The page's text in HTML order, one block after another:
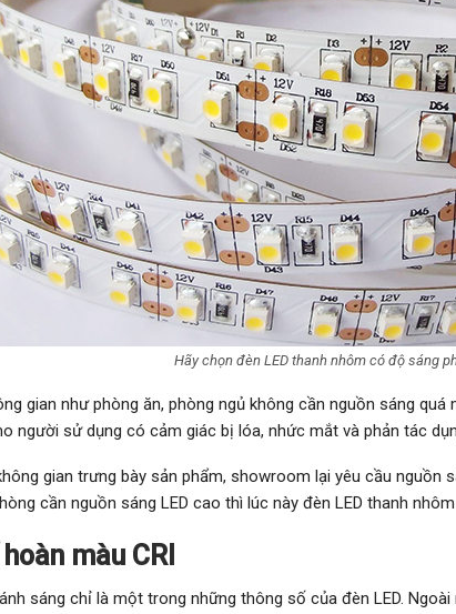
Hãy chọn đèn LED thanh nhôm có độ sáng
gian như phòng ăn, phòng ngủ không cần nguồn sáng
người sử dụng có cảm giác bị lóa, nhức mắt và phản tác
gian trưng bày sản phẩm, showroom lại yêu cầu nguồn
cần nguồn sáng LED cao thì lúc này đèn LED thanh
màu CRI
sáng chỉ là một trong những thông số của đèn LED. Ngoài